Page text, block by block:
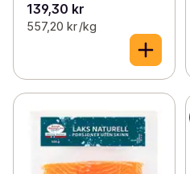
139,30 kr
557,20 kr /kg